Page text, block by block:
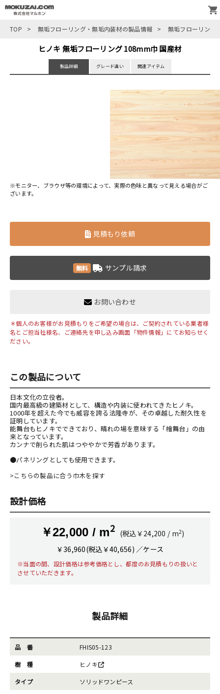
TOP > 無垢フローリング・無垢内装材の製品情報 > 無垢フローリング
ヒノキ 無垢フローリング 108mm巾 国産材
製品詳細 グレード違い 関連アイテム
※モニター、ブラウザ等の環境によって、実際の色味と異なって見える場合がご
ざいます。
見積もり依頼
無料 サンプル請求
お問い合わせ
＊個人のお客様がお見積もりをご希望の場合は、ご契約されている業者様
名とご担当社様名、ご連絡先を申し込み画面「物件情報」にてお知らせく
ださい。
この製品について
日本文化の立役者。
国内最高級の建築材として、構造や内装に使われてきたヒノキ。
1000年を超えた今でも威容を誇る法隆寺が、その卓越した耐久性を
証明しています。
能舞台もヒノキでできており、晴れの場を意味する「檜舞台」の由
来となっています。
カンナで削られた肌はつややかで芳香があります。
●パネリングとしても使用できます。
>こちらの製品に合う巾木を探す
設計価格
￥22,000 / m2 (税込￥24,200 / m2)
￥36,960(税込￥40,656) ／ケース
※当面の間、設計価格は参考価格とし、都度のお見積もりの扱いと
させていただきます。
製品詳細
品 番 FHIS05-123
樹 種 ヒノキ
タイプ ソリッドワンピース